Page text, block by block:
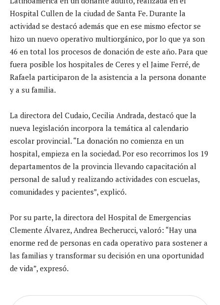
Hospital Cullen de la ciudad de Santa Fe. Durante la
actividad se destacó además que en ese mismo efector se
hizo un nuevo operativo multiorgánico, por lo que ya son
46 en total los procesos de donación de este año. Para que
fuera posible los hospitales de Ceres y el Jaime Ferré, de
Rafaela participaron de la asistencia a la persona donante
y a su familia.
La directora del Cudaio, Cecilia Andrada, destacó que la
nueva legislación incorpora la temática al calendario
escolar provincial. “La donación no comienza en un
hospital, empieza en la sociedad. Por eso recorrimos los 19
departamentos de la provincia llevando capacitación al
personal de salud y realizando actividades con escuelas,
comunidades y pacientes”, explicó.
Por su parte, la directora del Hospital de Emergencias
Clemente Álvarez, Andrea Becherucci, valoró: “Hay una
enorme red de personas en cada operativo para sostener a
las familias y transformar su decisión en una oportunidad
de vida”, expresó.